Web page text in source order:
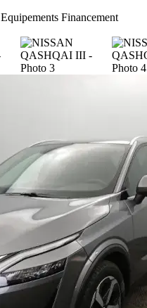
Equipements Financement